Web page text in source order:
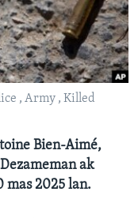
, Army , Killed
Bien-Aimé,
ak
mas 2025 lan.